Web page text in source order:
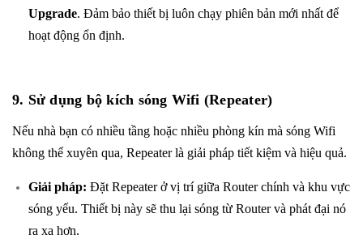
Upgrade. Đảm bảo thiết bị luôn chạy phiên bản mới nhất để
hoạt động ổn định.
9. Sử dụng bộ kích sóng Wifi (Repeater)
Nếu nhà bạn có nhiều tầng hoặc nhiều phòng kín mà sóng Wifi
không thể xuyên qua, Repeater là giải pháp tiết kiệm và hiệu quả.
Giải pháp: Đặt Repeater ở vị trí giữa Router chính và khu vực
sóng yếu. Thiết bị này sẽ thu lại sóng từ Router và phát đại nó
ra xa hơn.